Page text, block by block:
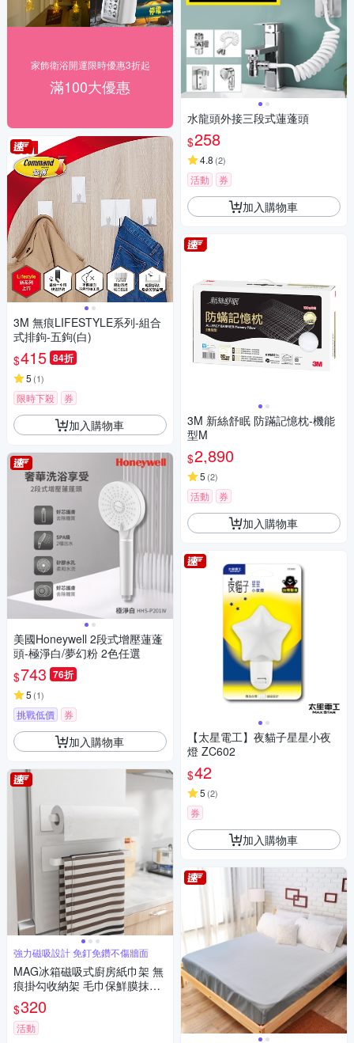
家飾衛浴開運限時優惠3折起
滿100大優惠
3M 無痕LIFESTYLE系列-組合
式排鉤-五鉤(白)
$415 84折
5 (1)
限時下殺 券
加入購物車
美國Honeywell 2段式增壓蓮蓬
頭-極淨白/夢幻粉 2色任選
$743 76折
5 (1)
挑戰低價 券
加入購物車
強力磁吸設計 免釘免鑽不傷牆面
MAG冰箱磁吸式廚房紙巾架 無
痕掛勾收納架 毛巾保鮮膜抹布
置物架 洗衣機免打孔掛架
$320
活動
水龍頭外接三段式蓮蓬頭
$258
4.8 (2)
活動 券
加入購物車
3M 新絲舒眠 防蹣記憶枕-機能
型M
$2,890
5 (2)
活動 券
加入購物車
【太星電工】夜貓子星星小夜
燈 ZC602
$42
5 (2)
券
加入購物車